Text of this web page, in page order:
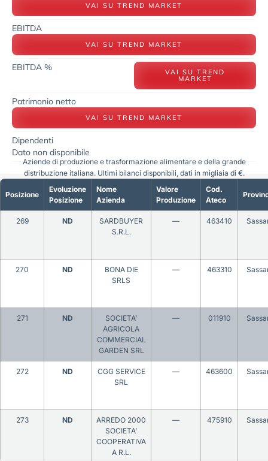
VAI SU TREND MARKET
EBITDA
VAI SU TREND MARKET
EBITDA % VAI SU TREND
MARKET
Patrimonio netto
VAI SU TREND MARKET
Dipendenti
Dato non disponibile
Posizione
Evoluzione
Posizione
Nome
Azienda
Valore
Produzione
Cod.
Ateco
269 ND
SARDBUYER
S.R.L.
— 463410
270 ND
BONA DIE
SRLS
— 463310
271 ND
SOCIETA’
AGRICOLA
COMMERCIAL
GARDEN SRL
— 011910
272 ND
CGG SERVICE
SRL
— 463600
273 ND
ARREDO 2000
SOCIETA’
COOPERATIVA
A R.L.
— 475910
Aziende di produzione e trasformazione alimentare e della grande
distribuzione italiana. Ultimi bilanci disponibili, dati in migliaia di €.